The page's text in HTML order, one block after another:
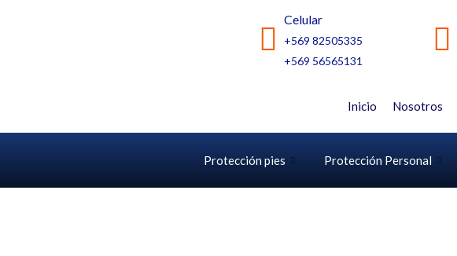
Celular
+569 82505335
+569 56565131
Inicio Nosotros
Protección pies Protección Personal